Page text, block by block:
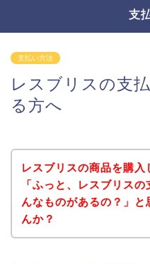
支
支払い方法
レスブリスの支
る方へ
レスブリスの商品を購入
「ふっと、レスブリス
んなものがあるの？」と
んか？